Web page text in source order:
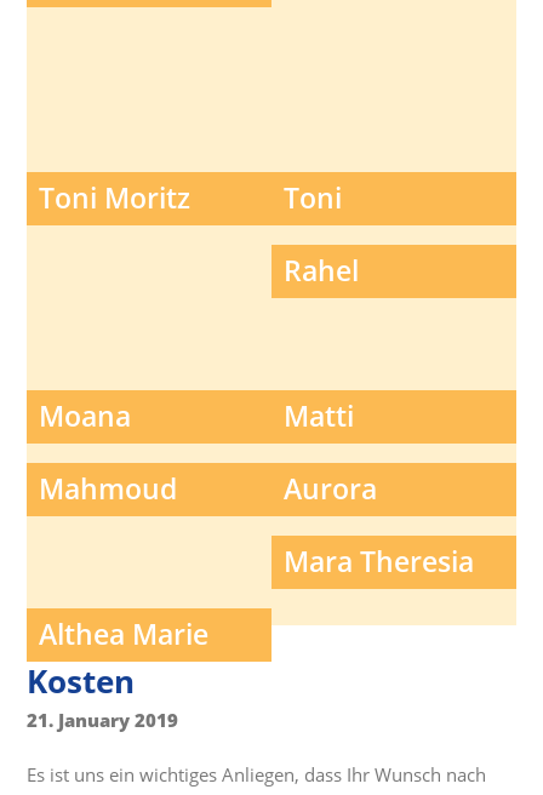
Toni Moritz
Toni
Rahel
Moana
Matti
Mahmoud
Aurora
Mara Theresia
Althea Marie
Kosten
21. January 2019
Es ist uns ein wichtiges Anliegen, dass Ihr Wunsch nach